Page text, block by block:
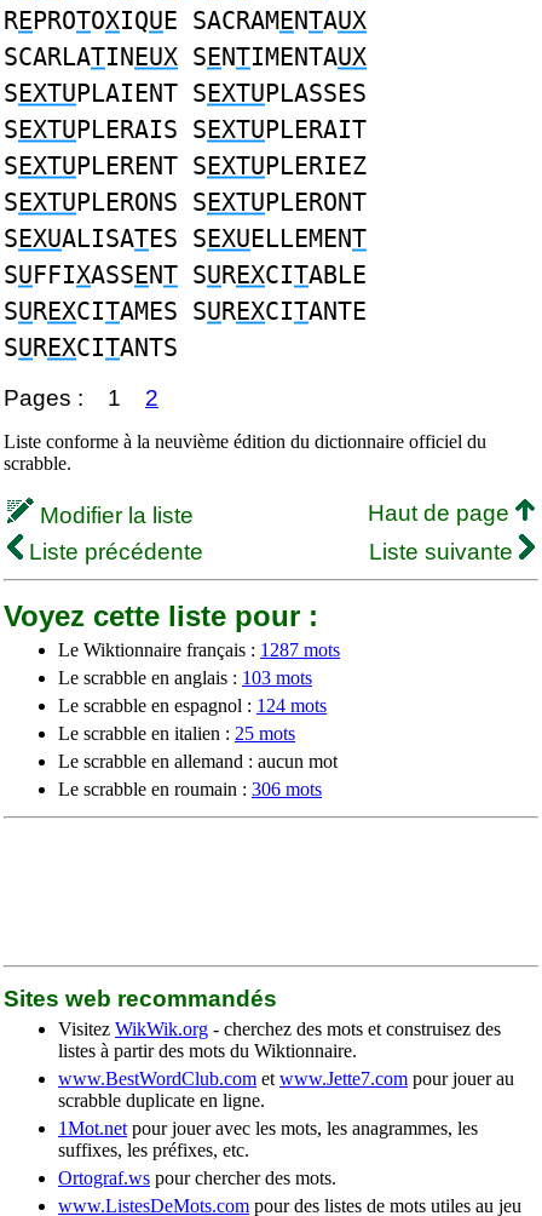
REPROTOXIQUE SACRAMENTAUX
SCARLATINEUX SENTIMENTAUX
SEXTUPLAIENT SEXTUPLASSES
SEXTUPLERAIS SEXTUPLERAIT
SEXTUPLERENT SEXTUPLERIEZ
SEXTUPLERONS SEXTUPLERONT
SEXUALISATES SEXUELLEMENT
SUFFIXASSENT SUREXCITABLE
SUREXCITAMES SUREXCITANTE
SUREXCITANTS
Pages : 1 2
Liste conforme à la neuvième édition du dictionnaire officiel du
scrabble.
Modifier la liste
Haut de page
Liste précédente
Liste suivante
Voyez cette liste pour :
Le Wiktionnaire français : 1287 mots
Le scrabble en anglais : 103 mots
Le scrabble en espagnol : 124 mots
Le scrabble en italien : 25 mots
Le scrabble en allemand : aucun mot
Le scrabble en roumain : 306 mots
Sites web recommandés
Visitez WikWik.org - cherchez des mots et construisez des
listes à partir des mots du Wiktionnaire.
www.BestWordClub.com et www.Jette7.com pour jouer au
scrabble duplicate en ligne.
1Mot.net pour jouer avec les mots, les anagrammes, les
suffixes, les préfixes, etc.
Ortograf.ws pour chercher des mots.
www.ListesDeMots.com pour des listes de mots utiles au jeu